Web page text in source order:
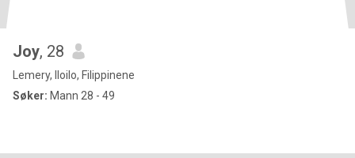
Joy, 28
Lemery, Iloilo, Filippinene
Søker: Mann 28 - 49